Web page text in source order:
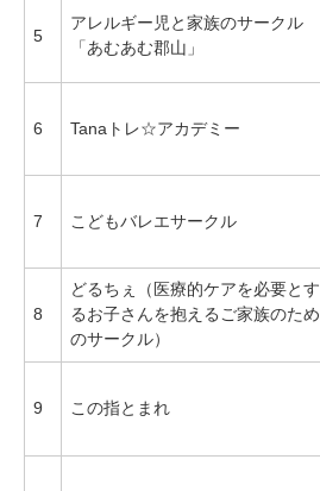
5
アレルギー児と家族のサークル
「あむあむ郡山」
6 Tanaトレ☆アカデミー
7 こどもバレエサークル
8
どるちぇ（医療的ケアを必要とす
るお子さんを抱えるご家族のため
のサークル）
9 この指とまれ